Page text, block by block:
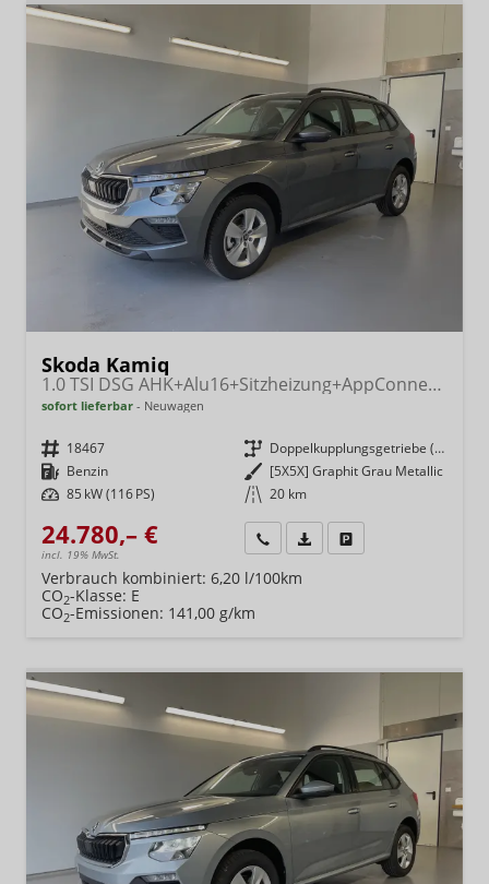
Skoda Kamiq
1.0 TSI DSG AHK+Alu16+Sitzheizung+AppConnect+GV5+LED+Nebel+Klima
sofort lieferbar Neuwagen
Fahrzeugnr. 18467 Getriebe
Doppelkupplungsgetriebe (DSG)
Kraftstoff Benzin Außenfarbe [5X5X] Graphit Grau Metallic
Leistung 85 kW (116 PS) Kilometerstand 20 km
24.780,– €
incl. 19% MwSt.
Wir rufen Sie anFahrzeugexposé (PDF)
Verbrauch kombiniert: 6,20 l/100km
CO2-Klasse: E
CO2-Emissionen: 141,00 g/km